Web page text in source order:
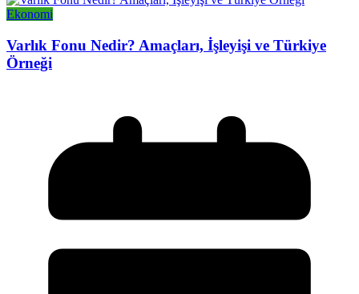
Ekonomi
Varlık Fonu Nedir? Amaçları, İşleyişi ve Türkiye
Örneği